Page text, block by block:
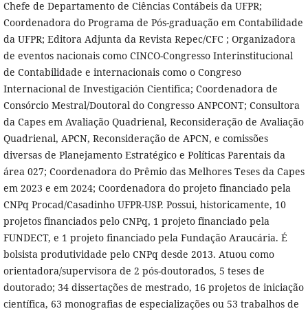
Chefe de Departamento de Ciências Contábeis da UFPR;
Coordenadora do Programa de Pós-graduação em Contabilidade
da UFPR; Editora Adjunta da Revista Repec/CFC ; Organizadora
de eventos nacionais como CINCO-Congresso Interinstitucional
de Contabilidade e internacionais como o Congreso
Internacional de Investigación Cientifica; Coordenadora de
Consórcio Mestral/Doutoral do Congresso ANPCONT; Consultora
da Capes em Avaliação Quadrienal, Reconsideração de Avaliação
Quadrienal, APCN, Reconsideração de APCN, e comissões
diversas de Planejamento Estratégico e Políticas Parentais da
área 027; Coordenadora do Prêmio das Melhores Teses da Capes
em 2023 e em 2024; Coordenadora do projeto financiado pela
CNPq Procad/Casadinho UFPR-USP. Possui, historicamente, 10
projetos financiados pelo CNPq, 1 projeto financiado pela
FUNDECT, e 1 projeto financiado pela Fundação Araucária. É
bolsista produtividade pelo CNPq desde 2013. Atuou como
orientadora/supervisora de 2 pós-doutorados, 5 teses de
doutorado; 34 dissertações de mestrado, 16 projetos de iniciação
científica, 63 monografias de especializações ou 53 trabalhos de